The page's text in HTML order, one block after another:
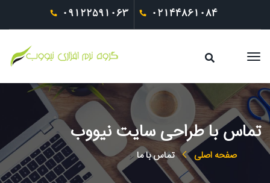
09122591063 02144861084
تماس با طراحی سایت نیووب
صفحه اصلی تماس با ما